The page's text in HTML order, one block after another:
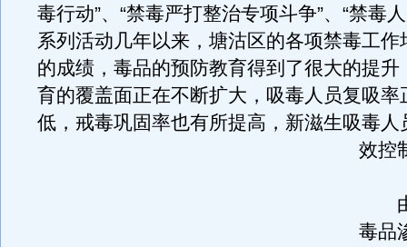
毒行动”、“禁毒严打整治专项斗争”、“禁毒
系列活动几年以来，塘沽区的各项禁毒工作
的成绩，毒品的预防教育得到了很大的提升
育的覆盖面正在不断扩大，吸毒人员复吸率
低，戒毒巩固率也有所提高，新滋生吸毒人
效控
由
毒品